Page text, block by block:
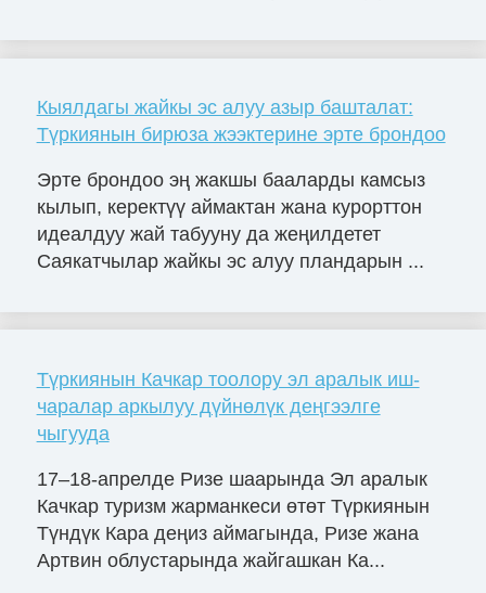
Кыялдагы жайкы эс алуу азыр башталат:
Түркиянын бирюза жээктерине эрте брондоо
Эрте брондоо эң жакшы бааларды камсыз
кылып, керектүү аймактан жана курорттон
идеалдуу жай табууну да жеңилдетет
Саякатчылар жайкы эс алуу пландарын ...
Түркиянын Качкар тоолору эл аралык иш-
чаралар аркылуу дүйнөлүк деңгээлге
чыгууда
17–18-апрелде Ризе шаарында Эл аралык
Качкар туризм жарманкеси өтөт Түркиянын
Түндүк Кара деңиз аймагында, Ризе жана
Артвин облустарында жайгашкан Ка...